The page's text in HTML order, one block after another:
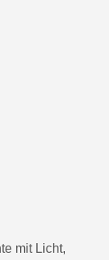
mit Licht,